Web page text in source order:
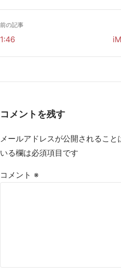
前の記事
1:46
コメントを残す
メールアドレスが公開されること
いる欄は必須項目です
コメント ※